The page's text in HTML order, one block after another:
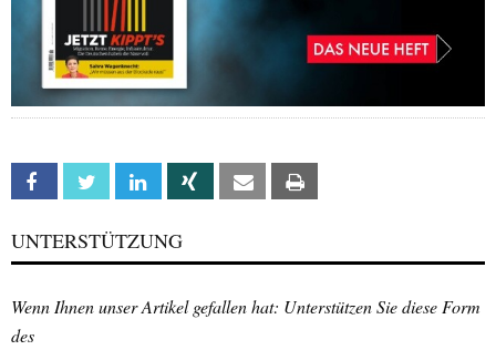
Facebook Twitter Linkedin Xing Email
UNTERSTÜTZUNG
Wenn Ihnen unser Artikel gefallen hat: Unterstützen Sie diese Form
des